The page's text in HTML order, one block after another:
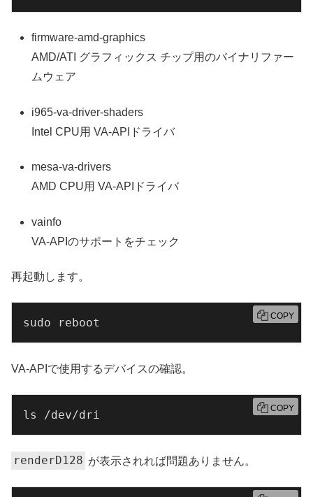
firmware-amd-graphics
AMD/ATI グラフィックス チップ用のバイナリファー
ムウェア
i965-va-driver-shaders
Intel CPU用 VA-APIドライバ
mesa-va-drivers
AMD CPU用 VA-APIドライバ
vainfo
VA-APIのサポートをチェック
再起動します。
sudo reboot COPY
VA-APIで使用するデバイスの確認。
ls /dev/dri COPY
renderD128 が表示されれば問題ありません。